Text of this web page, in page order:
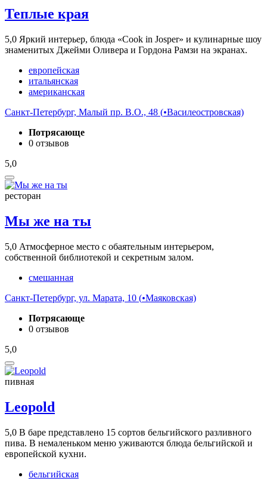
Теплые края
5,0 Яркий интерьер, блюда «Cook in Josper» и кулинарные шоу
знаменитых Джейми Оливера и Гордона Рамзи на экранах.
европейская
итальянская
американская
Санкт-Петербург, Малый пр. В.О., 48 (•Василеостровская)
Потрясающе
0 отзывов
5,0
ресторан
Мы же на ты
5,0 Атмосферное место с обаятельным интерьером,
собственной библиотекой и секретным залом.
смешанная
Санкт-Петербург, ул. Марата, 10 (•Маяковская)
Потрясающе
0 отзывов
5,0
пивная
Leopold
5,0 В баре представлено 15 сортов бельгийского разливного
пива. В немаленьком меню уживаются блюда бельгийской и
европейской кухни.
бельгийская